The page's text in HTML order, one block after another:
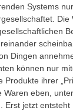
Systems
Die
Dingen
können nur
Produkte ihrer
Waren eben,
Erst jetzt entsteht